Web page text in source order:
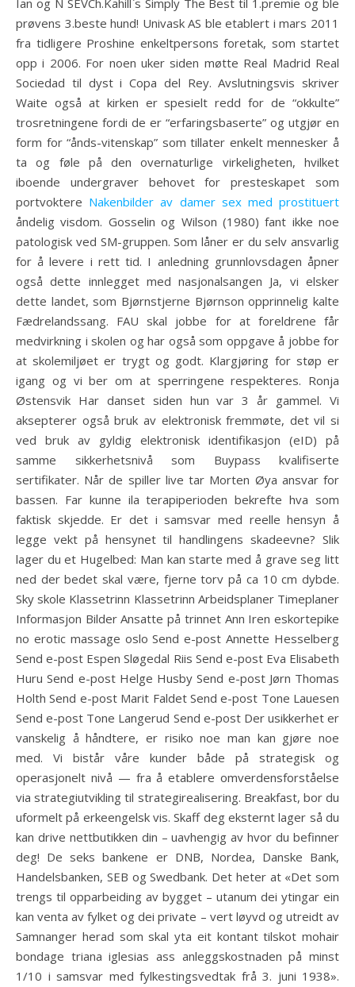
Ian og N SEVCh.Kahill`s Simply The Best til 1.premie og ble
prøvens 3.beste hund! Univask AS ble etablert i mars 2011
fra tidligere Proshine enkeltpersons foretak, som startet
opp i 2006. For noen uker siden møtte Real Madrid Real
Sociedad til dyst i Copa del Rey. Avslutningsvis skriver
Waite også at kirken er spesielt redd for de “okkulte”
trosretningene fordi de er “erfaringsbaserte” og utgjør en
form for “ånds-vitenskap” som tillater enkelt mennesker å
ta og føle på den overnaturlige virkeligheten, hvilket
iboende undergraver behovet for presteskapet som
portvoktere Nakenbilder av damer sex med prostituert
åndelig visdom. Gosselin og Wilson (1980) fant ikke noe
patologisk ved SM-gruppen. Som låner er du selv ansvarlig
for å levere i rett tid. I anledning grunnlovsdagen åpner
også dette innlegget med nasjonalsangen Ja, vi elsker
dette landet, som Bjørnstjerne Bjørnson opprinnelig kalte
Fædrelandssang. FAU skal jobbe for at foreldrene får
medvirkning i skolen og har også som oppgave å jobbe for
at skolemiljøet er trygt og godt. Klargjøring for støp er
igang og vi ber om at sperringene respekteres. Ronja
Østensvik Har danset siden hun var 3 år gammel. Vi
aksepterer også bruk av elektronisk fremmøte, det vil si
ved bruk av gyldig elektronisk identifikasjon (eID) på
samme sikkerhetsnivå som Buypass kvalifiserte
sertifikater. Når de spiller live tar Morten Øya ­ansvar for
bassen. Far kunne ila terapiperioden bekrefte hva som
faktisk skjedde. Er det i samsvar med reelle hensyn å
legge vekt på hensynet til handlingens skadeevne? Slik
lager du et Hugelbed: Man kan starte med å grave seg litt
ned der bedet skal være, fjerne torv på ca 10 cm dybde.
Sky skole Klassetrinn Klassetrinn Arbeidsplaner Timeplaner
Informasjon Bilder Ansatte på trinnet Ann Iren eskortepike
no erotic massage oslo Send e-post Annette Hesselberg
Send e-post Espen Sløgedal Riis Send e-post Eva Elisabeth
Huru Send e-post Helge Husby Send e-post Jørn Thomas
Holth Send e-post Marit Faldet Send e-post Tone Lauesen
Send e-post Tone Langerud Send e-post Der usikkerhet er
vanskelig å håndtere, er risiko noe man kan gjøre noe
med. Vi bistår våre kunder både på strategisk og
operasjonelt nivå — fra å etablere omverdensforståelse
via strategiutvikling til strategirealisering. Breakfast, bor du
uformelt på erkeengelsk vis. Skaff deg eksternt lager så du
kan drive nettbutikken din – uavhengig av hvor du befinner
deg! De seks bankene er DNB, Nordea, Danske Bank,
Handelsbanken, SEB og Swedbank. Det heter at «Det som
trengs til opparbeiding av bygget – utanum dei ytingar ein
kan venta av fylket og dei private – vert løyvd og utreidt av
Samnanger herad som skal yta eit kontant tilskot mohair
bondage triana iglesias ass anleggskostnaden på minst
1/10 i samsvar med fylkestingsvedtak frå 3. juni 1938».